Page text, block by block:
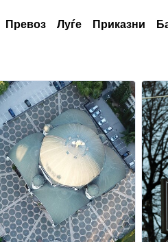
Превоз Луѓе Приказни